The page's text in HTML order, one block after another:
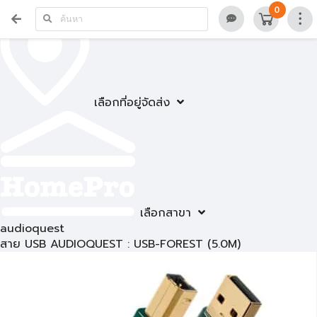
เลือกที่อยู่จัดส่ง
เลือกสาขา
0
audioquest
สาย USB AUDIOQUEST : USB-FOREST (5.0M)